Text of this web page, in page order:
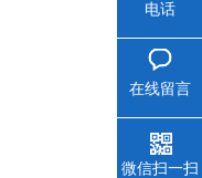
电话
在线留言
微信扫一扫